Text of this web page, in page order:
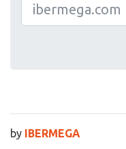
by IBERMEGA